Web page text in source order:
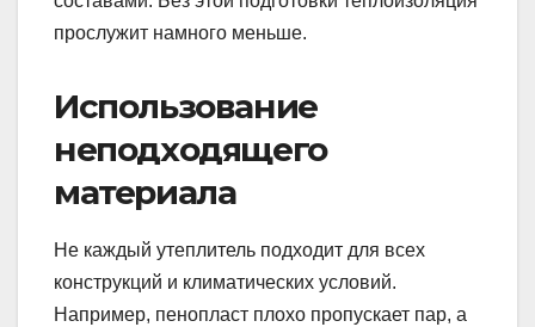
прослужит намного меньше.
Использование
неподходящего
материала
Не каждый утеплитель подходит для всех
конструкций и климатических условий.
Например, пенопласт плохо пропускает пар, а